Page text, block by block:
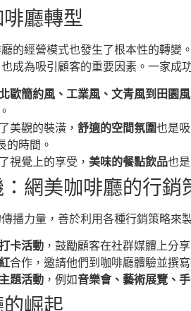
廳轉型
的經營模式也發生了根本性的轉變
成為吸引顧客的重要因素。一家成
北歐簡約風、工業風、文青風到田園風
美觀的裝潢， 舒適的空間氛圍也是
的時間。
視覺上的享受， 美味的餐點飲品也
網美咖啡廳的行銷
播力量，善於利用各種行銷策略來
卡活動 ，鼓勵顧客在社群媒體上分
合作，邀請他們到咖啡廳體驗並撰
主題活動 ，例如音樂會、藝術展覽、
崛起